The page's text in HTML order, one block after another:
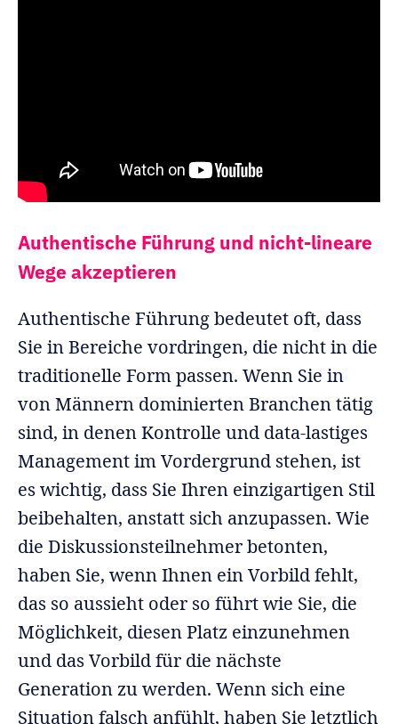
Authentische Führung und nicht-lineare
Wege akzeptieren
Authentische Führung bedeutet oft, dass
Sie in Bereiche vordringen, die nicht in die
traditionelle Form passen. Wenn Sie in
von Männern dominierten Branchen tätig
sind, in denen Kontrolle und data-lastiges
Management im Vordergrund stehen, ist
es wichtig, dass Sie Ihren einzigartigen Stil
beibehalten, anstatt sich anzupassen. Wie
die Diskussionsteilnehmer betonten,
haben Sie, wenn Ihnen ein Vorbild fehlt,
das so aussieht oder so führt wie Sie, die
Möglichkeit, diesen Platz einzunehmen
und das Vorbild für die nächste
Generation zu werden. Wenn sich eine
Situation falsch anfühlt, haben Sie letztlich